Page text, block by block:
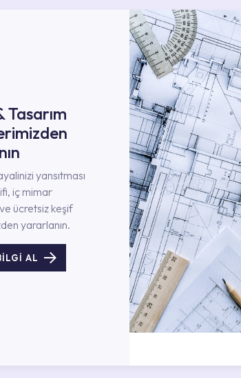
Tasarım
yansıtması
iç mimar
ve ücretsiz keşif
yararlanın.
AL